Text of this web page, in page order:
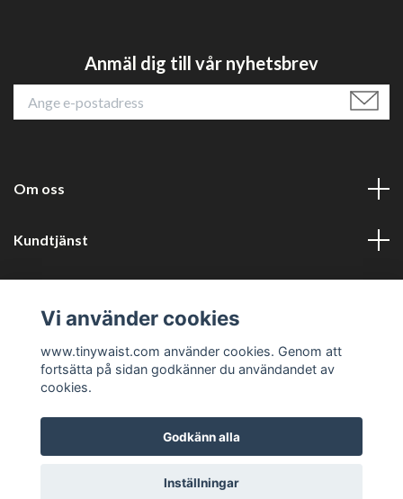
Anmäl dig till vår nyhetsbrev
Om oss
Kundtjänst
Sociala medier
© 2026 Tinywaist
Vi använder cookies
www.tinywaist.com använder cookies. Genom att
fortsätta på sidan godkänner du användandet av
cookies.
Godkänn alla
Inställningar